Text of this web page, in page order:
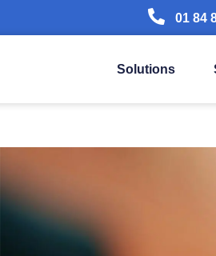
01 84
Solutions